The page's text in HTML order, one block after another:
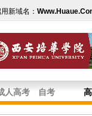
新域名：
人高考 自考